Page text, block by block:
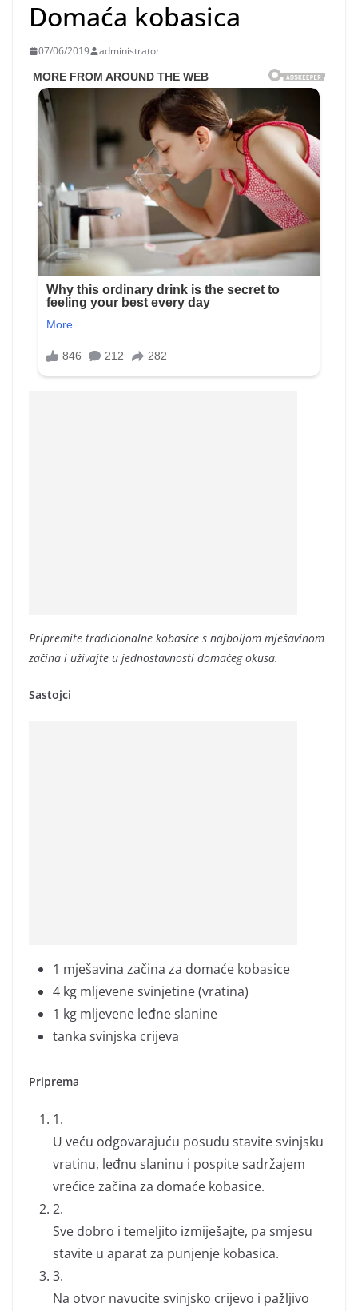
Domaća kobasica
07/06/2019 administrator
Pripremite tradicionalne kobasice s najboljom mješavinom
začina i uživajte u jednostavnosti domaćeg okusa.
Sastojci
1 mješavina začina za domaće kobasice
4 kg mljevene svinjetine (vratina)
1 kg mljevene leđne slanine
tanka svinjska crijeva
Priprema
1.
U veću odgovarajuću posudu stavite svinjsku
vratinu, leđnu slaninu i pospite sadržajem
vrećice začina za domaće kobasice.
2.
Sve dobro i temeljito izmiješajte, pa smjesu
stavite u aparat za punjenje kobasica.
3.
Na otvor navucite svinjsko crijevo i pažljivo